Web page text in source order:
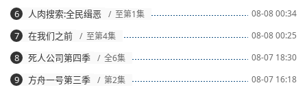
08-08 00:34
6 人肉搜索:全民缉恶 / 至第1集
08-08 00:25
7 在我们之前 / 至第4集
08-07 18:30
8 死人公司第四季 / 全6集
08-07 16:18
9 方舟一号第三季 / 第2集